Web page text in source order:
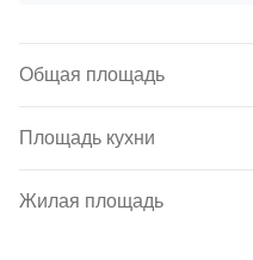
Общая площадь
Площадь кухни
Жилая площадь